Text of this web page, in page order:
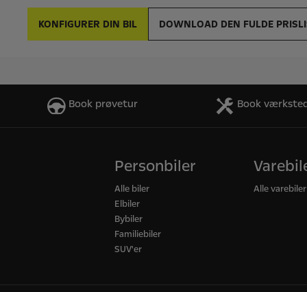
Book prøvetur Book
Personbiler
Alle biler
Elbiler
Bybiler
Familiebiler
SUV'er
Alle varebiler